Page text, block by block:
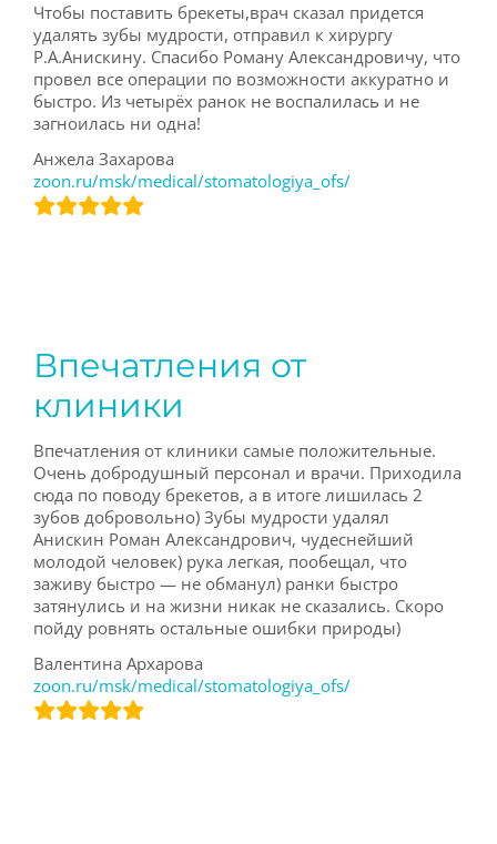
Чтобы поставить брекеты,врач сказал придется
удалять зубы мудрости, отправил к хирургу
Р.А.Анискину. Спасибо Роману Александровичу, что
провел все операции по возможности аккуратно и
быстро. Из четырёх ранок не воспалилась и не
загноилась ни одна!
Анжела Захарова
zoon.ru/msk/medical/stomatologiya_ofs/
Впечатления от
клиники
Впечатления от клиники самые положительные.
Очень добродушный персонал и врачи. Приходила
сюда по поводу брекетов, а в итоге лишилась 2
зубов добровольно) Зубы мудрости удалял
Анискин Роман Александрович, чудеснейший
молодой человек) рука легкая, пообещал, что
заживу быстро — не обманул) ранки быстро
затянулись и на жизни никак не сказались. Скоро
пойду ровнять остальные ошибки природы)
Валентина Архарова
zoon.ru/msk/medical/stomatologiya_ofs/